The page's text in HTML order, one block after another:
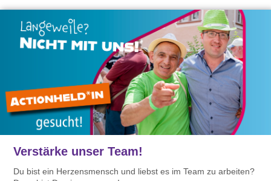
Verstärke unser Team!
Du bist ein Herzensmensch und liebst es im Team zu arbeiten?